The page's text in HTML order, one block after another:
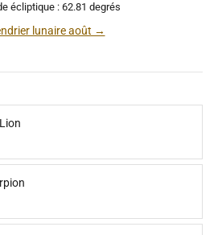
écliptique : 62.81 degrés
lunaire août →